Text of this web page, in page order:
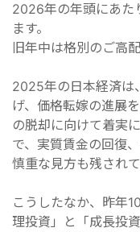
2026年の年頭にあた
ます。
旧年中は格別のご高
2025年の日本経済は
げ、価格転嫁の進展
の脱却に向けて着実
で、実質賃金の回復
慎重な見方も残されて
こうしたなか、昨年
理投資」と「成長投